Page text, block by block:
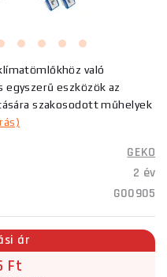
való
egyszerű eszközök az
szakosodott műhelyek
GEKO
2 év
G00905
ár
Ft